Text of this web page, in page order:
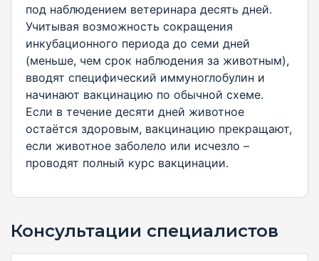
под наблюдением ветеринара десять дней.
Учитывая возможность сокращения
инкубационного периода до семи дней
(меньше, чем срок наблюдения за животным),
вводят специфический иммуноглобулин и
начинают вакцинацию по обычной схеме.
Если в течение десяти дней животное
остаётся здоровым, вакцинацию прекращают,
если животное заболело или исчезло –
проводят полный курс вакцинации.
Консультации специалистов